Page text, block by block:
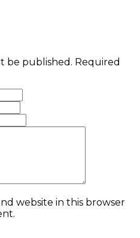
be published. Required
website in this browser